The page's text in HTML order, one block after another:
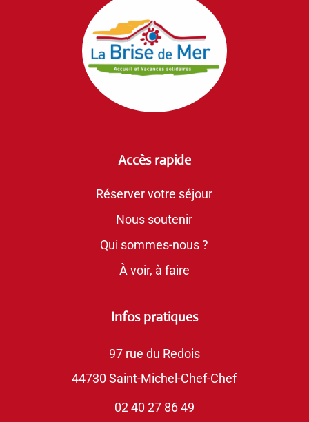
Accès rapide
Réserver votre séjour
Nous soutenir
Qui sommes-nous ?
À voir, à faire
Infos pratiques
97 rue du Redois
44730 Saint-Michel-Chef-Chef
02 40 27 86 49